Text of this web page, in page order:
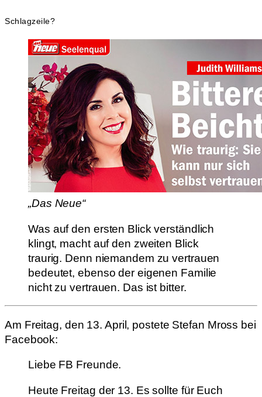
Schlagzeile?
„Das Neue“
Was auf den ersten Blick verständlich
klingt, macht auf den zweiten Blick
traurig. Denn niemandem zu vertrauen
bedeutet, ebenso der eigenen Familie
nicht zu vertrauen. Das ist bitter.
Am Freitag, den 13. April, postete Stefan Mross bei
Facebook:
Liebe FB Freunde.
Heute Freitag der 13. Es sollte für Euch